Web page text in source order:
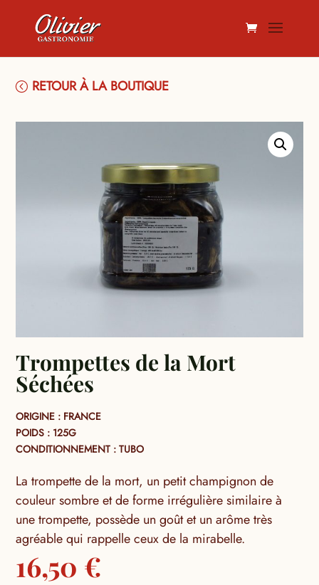
RETOUR À LA BOUTIQUE
Trompettes de la Mort
Séchées
ORIGINE : FRANCE
POIDS : 125G
CONDITIONNEMENT : TUBO
La trompette de la mort, un petit champignon de
couleur sombre et de forme irrégulière similaire à
une trompette, possède un goût et un arôme très
agréable qui rappelle ceux de la mirabelle.
16,50 €